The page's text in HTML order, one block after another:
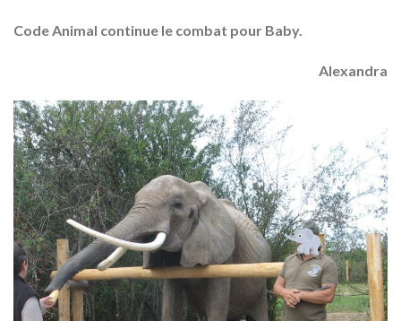
Code Animal continue le combat pour Baby.
Alexandra